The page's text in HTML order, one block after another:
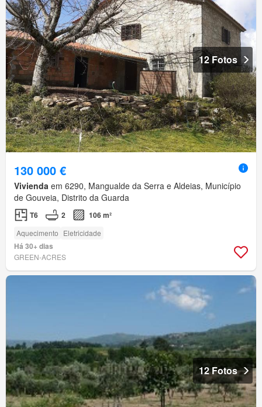
12 Fotos
130 000 €
Vivienda em 6290, Mangualde da Serra e Aldeias, Município
de Gouveia, Distrito da Guarda
T6 2 106 m²
Aquecimento Eletricidade
Há 30+ dias
GREEN-ACRES
12 Fotos